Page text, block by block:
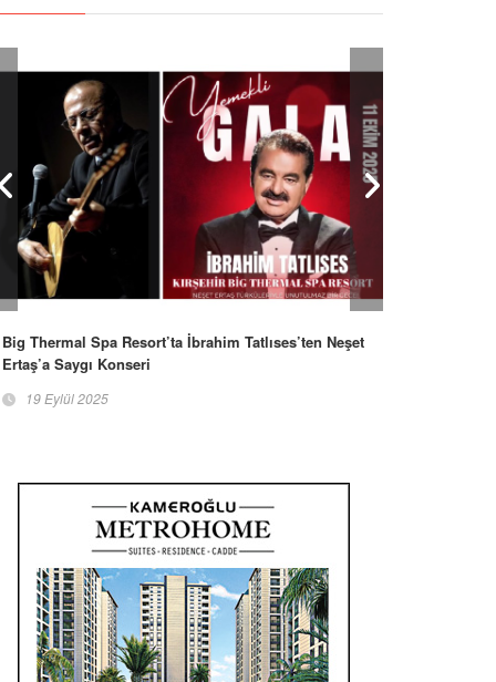
Big Thermal Spa Resort’ta İbrahim Tatlıses’ten Neşet
Ertaş’a Saygı Konseri
19 Eylül 2025